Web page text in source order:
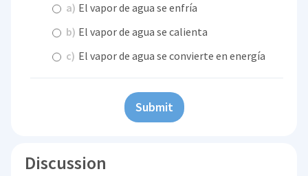
a) El vapor de agua se enfría
b) El vapor de agua se calienta
c) El vapor de agua se convierte en energía
Submit
Discussion